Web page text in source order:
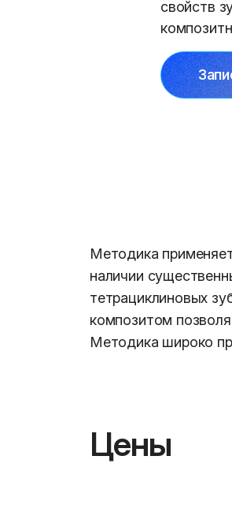
свойств
Методика
наличии
тетрациклиновых
композитом
Методика широко
Цены